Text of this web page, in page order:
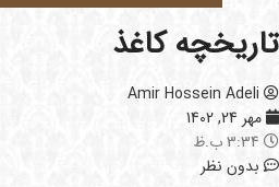
تاریخچه کاغذ
Amir Hossein Adeli
مهر 24, 1402
3:34 ب.ظ
بدون نظر